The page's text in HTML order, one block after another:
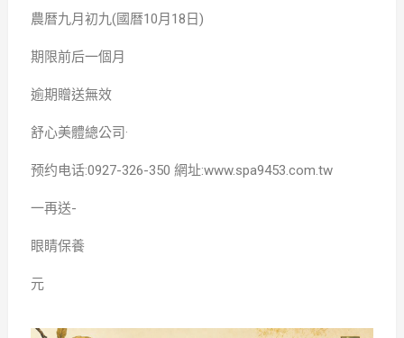
農暦九月初九(國暦10月18日)
期限前后一個月
逾期贈送無效
舒心美體總公司·
预约电话:0927-326-350 網址:www.spa9453.com.tw
一再送-
眼睛保養
元